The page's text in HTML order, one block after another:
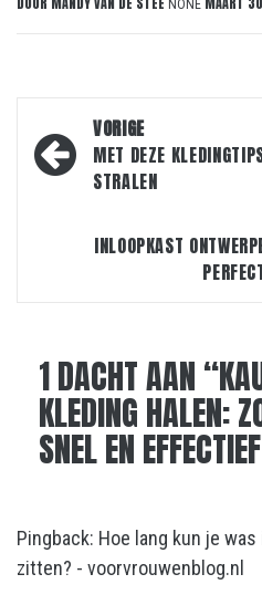
NONE
Bericht
navigatie
VORIGE
MET DEZE
STRALEN
INLOOPKAST
1 DACHT AAN “
KLEDING HALEN:
SNEL EN EFFECTIEF
Pingback: Hoe lang kun je
zitten? - voorvrouwenblog.nl